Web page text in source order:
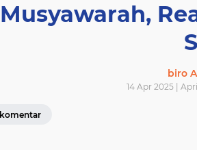
Musyawarah,
biro
14 Apr 2025 |
komentar